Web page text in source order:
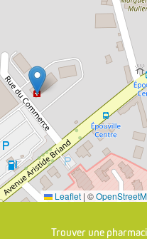
Leaflet | ©
Trouver une